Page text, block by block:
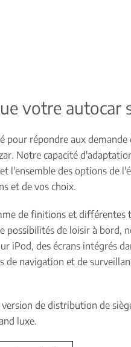
votre autocar
pour répondre aux demande
Notre capacité
l'ensemble des options de
et de vos choix.
de finitions et différentes
possibilités de loisir à bord,
iPod, des écrans intégrés
de navigation et de
de distribution de
luxe.